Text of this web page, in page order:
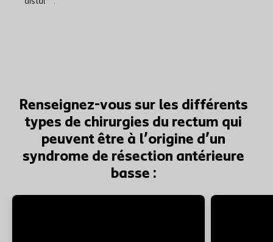
Renseignez-vous sur les différents
types de chirurgies du rectum qui
peuvent être à l’origine d’un
syndrome de résection antérieure
basse :